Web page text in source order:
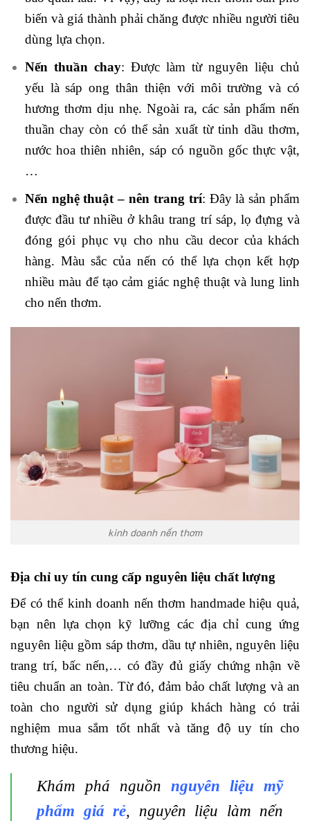
biến và giá thành phải chăng được nhiều người tiêu
dùng lựa chọn.
Nến thuần chay: Được làm từ nguyên liệu chủ
yếu là sáp ong thân thiện với môi trường và có
hương thơm dịu nhẹ. Ngoài ra, các sản phẩm nến
thuần chay còn có thể sản xuất từ tinh dầu thơm,
nước hoa thiên nhiên, sáp có nguồn gốc thực vật,
…
Nến nghệ thuật – nên trang trí: Đây là sản phẩm
được đầu tư nhiều ở khâu trang trí sáp, lọ đựng và
đóng gói phục vụ cho nhu cầu decor của khách
hàng. Màu sắc của nến có thể lựa chọn kết hợp
nhiều màu để tạo cảm giác nghệ thuật và lung linh
cho nến thơm.
kinh doanh nến thơm
Địa chỉ uy tín cung cấp nguyên liệu chất lượng
Để có thể kinh doanh nến thơm handmade hiệu quả,
bạn nên lựa chọn kỹ lưỡng các địa chỉ cung ứng
nguyên liệu gồm sáp thơm, dầu tự nhiên, nguyên liệu
trang trí, bấc nến,… có đầy đủ giấy chứng nhận về
tiêu chuẩn an toàn. Từ đó, đảm bảo chất lượng và an
toàn cho người sử dụng giúp khách hàng có trải
nghiệm mua sắm tốt nhất và tăng độ uy tín cho
thương hiệu.
Khám phá nguồn nguyên liệu mỹ
phẩm giá rẻ, nguyên liệu làm nến